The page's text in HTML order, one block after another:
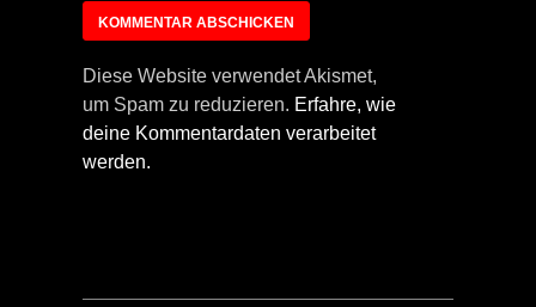
Diese Website verwendet Akismet,
um Spam zu reduzieren. Erfahre, wie
deine Kommentardaten verarbeitet
werden.